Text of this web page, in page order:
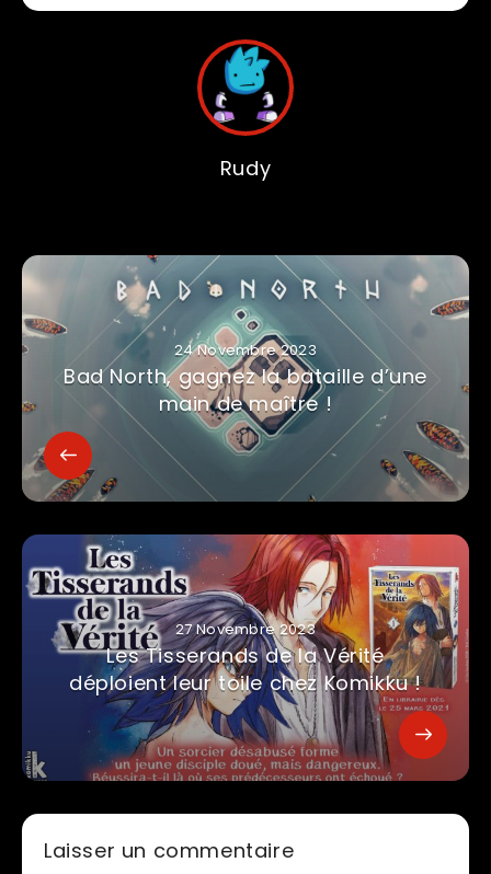
Rudy
24 Novembre 2023
Bad North, gagnez la bataille d’une
main de maître !
27 Novembre 2023
Les Tisserands de la Vérité
déploient leur toile chez Komikku !
Laisser un commentaire